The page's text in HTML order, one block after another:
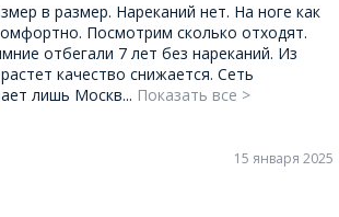
в размер. Нареканий нет. На ноге как
Посмотрим сколько отходят.
отбегали 7 лет без нареканий. Из
качество снижается. Сеть
лишь Москв... Показать все >
15 января 2025